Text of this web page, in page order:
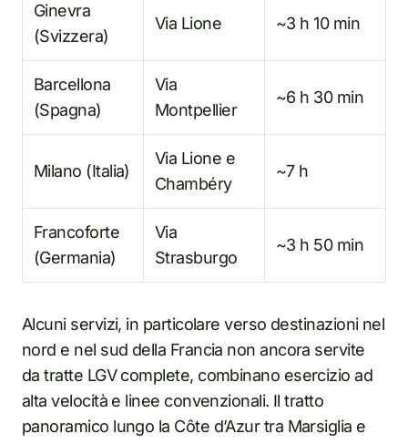
Ginevra
(Svizzera)
Via Lione ~3 h 10 min
Barcellona
(Spagna)
Via
Montpellier
~6 h 30 min
Milano (Italia)
Via Lione e
Chambéry
~7 h
Francoforte
(Germania)
Via
Strasburgo
~3 h 50 min
Alcuni servizi, in particolare verso destinazioni nel
nord e nel sud della Francia non ancora servite
da tratte LGV complete, combinano esercizio ad
alta velocità e linee convenzionali. Il tratto
panoramico lungo la Côte d’Azur tra Marsiglia e